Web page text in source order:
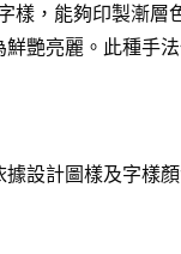
樣，能夠印製漸
艷亮麗。此種手
設計圖樣及字樣